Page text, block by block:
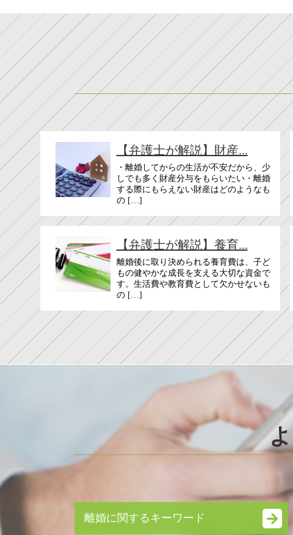
【弁護士が解説】財産...
・離婚してからの生活が不安だから、少
しでも多く財産分与をもらいたい・離婚
する際にもらえない財産はどのようなも
の […]
【弁護士が解説】養育...
離婚後に取り決められる養育費は、子ど
もの健やかな成長を支える大切な資金で
す。生活費や教育費として欠かせないも
の […]
離婚に関するキーワード